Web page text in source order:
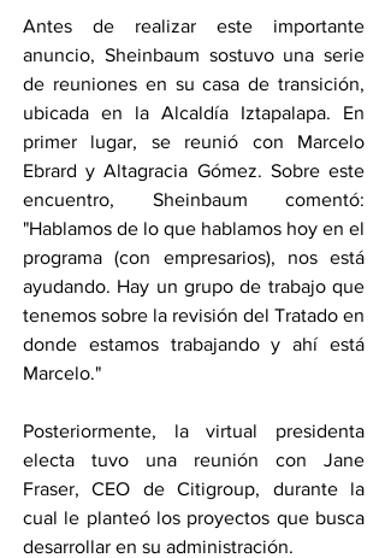
Antes de realizar este importante
anuncio, Sheinbaum sostuvo una serie
de reuniones en su casa de transición,
ubicada en la Alcaldía Iztapalapa. En
primer lugar, se reunió con Marcelo
Ebrard y Altagracia Gómez. Sobre este
encuentro, Sheinbaum comentó:
"Hablamos de lo que hablamos hoy en el
programa (con empresarios), nos está
ayudando. Hay un grupo de trabajo que
tenemos sobre la revisión del Tratado en
donde estamos trabajando y ahí está
Marcelo."
Posteriormente, la virtual presidenta
electa tuvo una reunión con Jane
Fraser, CEO de Citigroup, durante la
cual le planteó los proyectos que busca
desarrollar en su administración.